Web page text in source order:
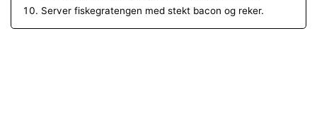
Server fiskegratengen med stekt bacon og reker.